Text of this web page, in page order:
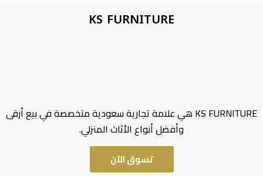
KS FURNITURE
KS FURNITURE هي علامة تجارية سعودية متخصصة في بيع أرقى
وأفضل أنواع الأثاث المنزلي.
تسوق الآن